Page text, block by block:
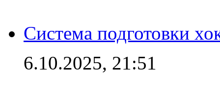
Система подготовки
6.10.2025, 21:51